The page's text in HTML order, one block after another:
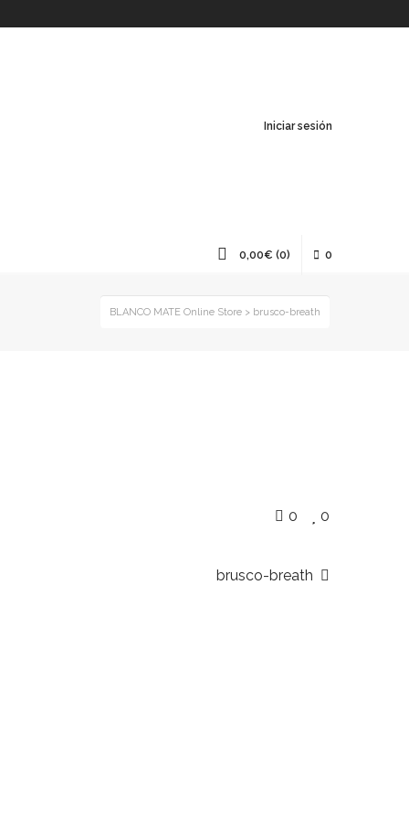
Iniciar sesión
0,00€ (0) 0
BLANCO MATE Online Store > brusco-breath
0
0
brusco-breath